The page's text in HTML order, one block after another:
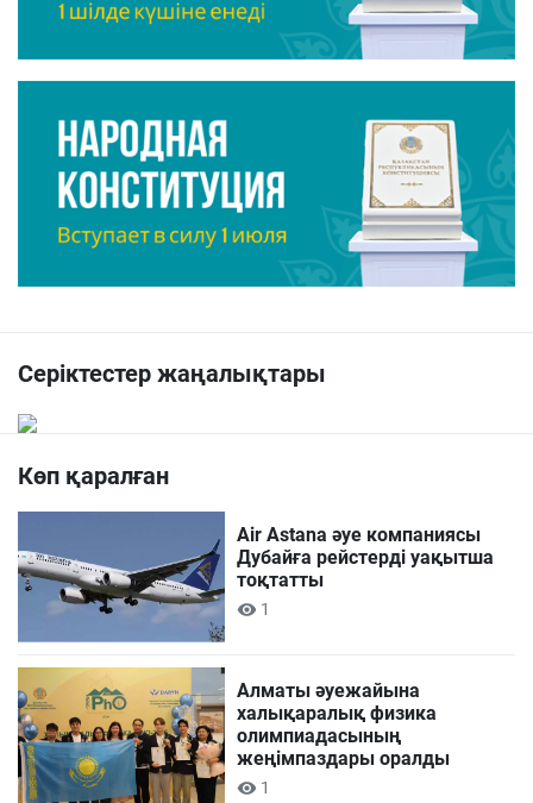
Серіктестер жаңалықтары
Көп қаралған
Air Astana әуе компаниясы
Дубайға рейстерді уақытша
тоқтатты
1
Алматы әуежайына
халықаралық физика
олимпиадасының
жеңімпаздары оралды
1